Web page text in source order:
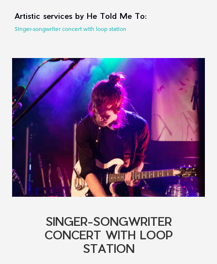
Artistic services by He Told Me To:
Singer-songwriter concert with loop station
SINGER-SONGWRITER
CONCERT WITH LOOP
STATION